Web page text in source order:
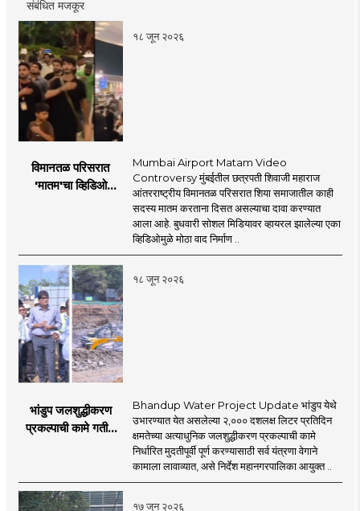
संबंधित मजकूर
१८ जून २०२६
विमानतळ परिसरात
'मातम'चा व्हिडिओ
Mumbai Airport Matam Video
Controversy मुंबईतील छत्रपती शिवाजी महाराज
आंतरराष्ट्रीय विमानतळ परिसरात शिया समाजातील काही
सदस्य मातम करताना दिसत असल्याचा दावा करण्यात
आला आहे. बुधवारी सोशल मिडियावर व्हायरल झालेल्या एका
व्हिडिओमुळे मोठा वाद निर्माण ..
१८ जून २०२६
भांडुप जलशुद्धीकरण
प्रकल्पाची कामे गतीने
Bhandup Water Project Update भांडुप येथे
उभारण्यात येत असलेल्या २,००० दशलक्ष लिटर प्रतिदिन
क्षमतेच्या अत्याधुनिक जलशुद्धीकरण प्रकल्पाची कामे
निर्धारित मुदतीपूर्वी पूर्ण करण्यासाठी सर्व यंत्रणा वेगाने
कामाला लावाव्यात, असे निर्देश महानगरपालिका आयुक्त ..
१७ जून २०२६